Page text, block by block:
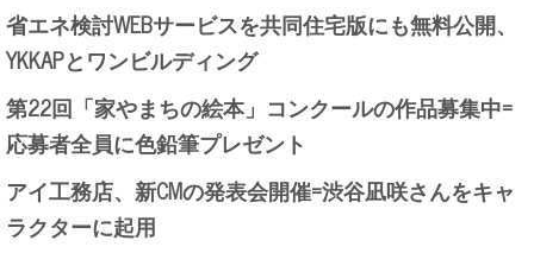
省エネ検討WEBサービスを共同住宅版にも無料公開、
YKKAPとワンビルディング
第22回「家やまちの絵本」コンクールの作品募集中=
応募者全員に色鉛筆プレゼント
アイ工務店、新CMの発表会開催=渋谷凪咲さんをキャ
ラクターに起用